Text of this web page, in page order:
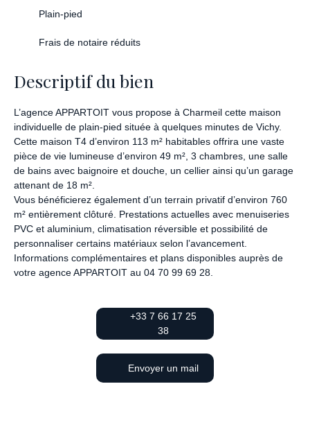
Plain-pied
Frais de notaire réduits
Descriptif du bien
L’agence APPARTOIT vous propose à Charmeil cette maison
individuelle de plain-pied située à quelques minutes de Vichy.
Cette maison T4 d’environ 113 m² habitables offrira une vaste
pièce de vie lumineuse d’environ 49 m², 3 chambres, une salle
de bains avec baignoire et douche, un cellier ainsi qu’un garage
attenant de 18 m².
Vous bénéficierez également d’un terrain privatif d’environ 760
m² entièrement clôturé. Prestations actuelles avec menuiseries
PVC et aluminium, climatisation réversible et possibilité de
personnaliser certains matériaux selon l’avancement.
Informations complémentaires et plans disponibles auprès de
votre agence APPARTOIT au 04 70 99 69 28.
+33 7 66 17 25
38
Envoyer un mail